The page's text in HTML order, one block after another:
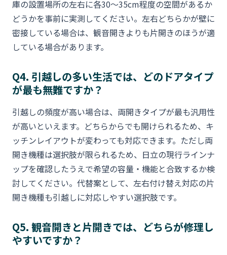
庫の設置場所の左右に各30〜35cm程度の空間があるか
どうかを事前に実測してください。左右どちらかが壁に
密接している場合は、観音開きよりも片開きのほうが適
している場合があります。
Q4. 引越しの多い生活では、どのドアタイプ
が最も無難ですか？
引越しの頻度が高い場合は、両開きタイプが最も汎用性
が高いといえます。どちらからでも開けられるため、キ
ッチンレイアウトが変わっても対応できます。ただし両
開き機種は選択肢が限られるため、日立の現行ラインナ
ップを確認したうえで希望の容量・機能と合致するか検
討してください。代替案として、左右付け替え対応の片
開き機種も引越しに対応しやすい選択肢です。
Q5. 観音開きと片開きでは、どちらが修理し
やすいですか？